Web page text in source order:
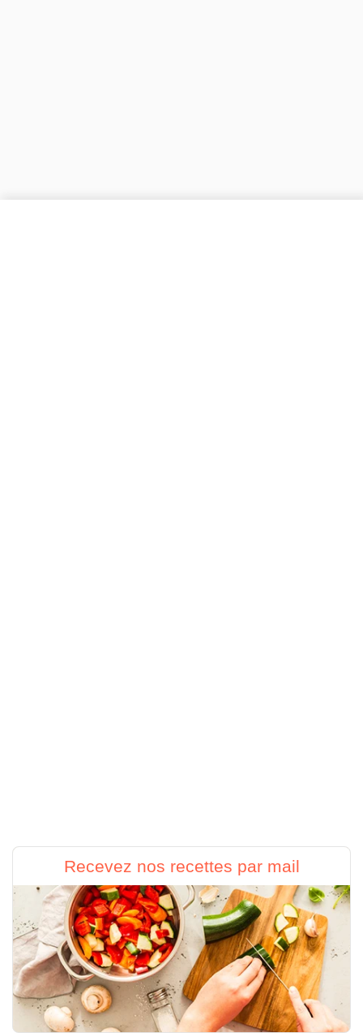
Recevez nos recettes par mail